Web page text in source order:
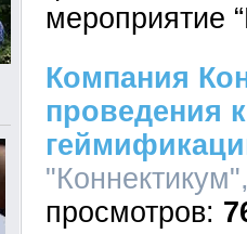
мероприятие
Компания
проведения